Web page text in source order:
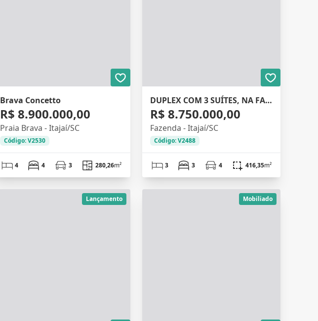
Brava Concetto
R$ 8.900.000,00
Praia Brava - Itajaí/SC
Código: V2530
4 4 3 280,26m²
DUPLEX COM 3 SUÍTES, NA FAZENDA, 329M²
R$ 8.750.000,00
Fazenda - Itajaí/SC
Código: V2488
3 3 4 416,35m²
Lançamento Mobiliado